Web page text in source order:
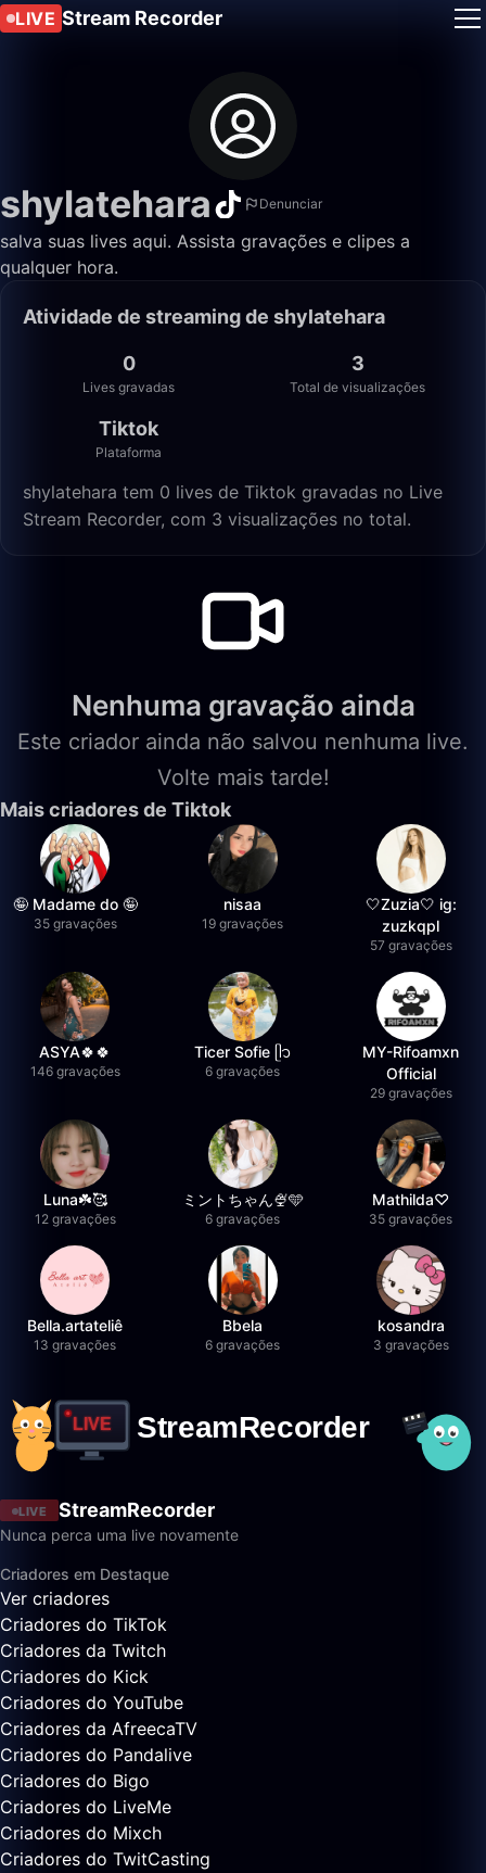
LIVE Stream Recorder
shylatehara Denunciar
salva suas lives aqui. Assista gravações e clipes a
qualquer hora.
Atividade de streaming de shylatehara
0
Lives gravadas
3
Total de visualizações
Tiktok
Plataforma
shylatehara tem 0 lives de Tiktok gravadas no Live
Stream Recorder, com 3 visualizações no total.
Nenhuma gravação ainda
Este criador ainda não salvou nenhuma live.
Volte mais tarde!
Mais criadores de Tiktok
🤪 Madame do 🤪
35 gravações
nisaa
19 gravações
🤍Zuzia🤍 ig:
zuzkqpl
57 gravações
ASYA🍀🍀
146 gravações
Ticer Sofie ᥫ᭡
6 gravações
MY-Rifoamxn
Official
29 gravações
Luna☘️🥰
12 gravações
ミントちゃん🍨🩵
6 gravações
Mathilda♡︎
35 gravações
Bella.artateliê
13 gravações
Bbela
6 gravações
kosandra
3 gravações
LIVE StreamRecorder
Nunca perca uma live novamente
Criadores em Destaque
Ver criadores
Criadores do TikTok
Criadores da Twitch
Criadores do Kick
Criadores do YouTube
Criadores da AfreecaTV
Criadores do Pandalive
Criadores do Bigo
Criadores do LiveMe
Criadores do Mixch
Criadores do TwitCasting